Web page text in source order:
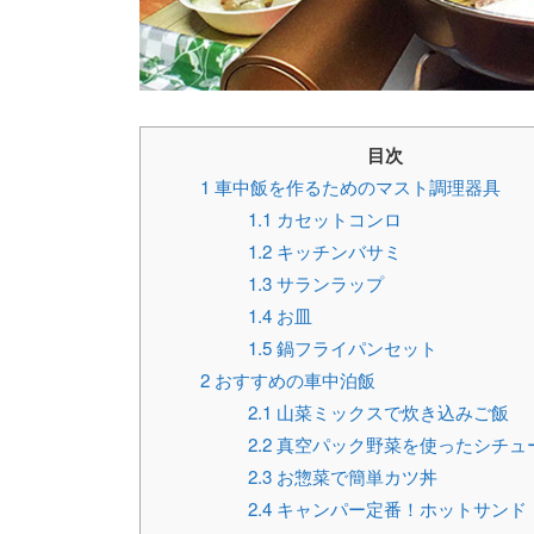
目次
1 車中飯を作るためのマスト調理器具
1.1 カセットコンロ
1.2 キッチンバサミ
1.3サランラップ
1.4 お皿
1.5鍋フライパンセット
2 おすすめの車中泊飯
2.1 山菜ミックスで炊き込みご飯
2.2真空パック野菜を使ったシチュ
2.3 お惣菜で簡単カツ丼
2.4 キャンパー定番！ホットサンド